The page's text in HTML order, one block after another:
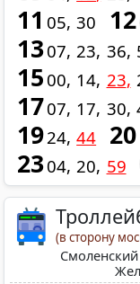
11 05 30 12
1307 23 36
15 00 14 23
1707 17 30
1924 44 20
2304 20 59
(в сторону